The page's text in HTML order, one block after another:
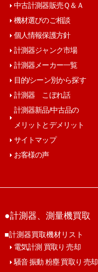
中古計測器販売Ｑ＆Ａ
機材選びのご相談
個人情報保護方針
計測器ジャンク市場
計測器メーカー一覧
目的/シーン別から探す
計測器 こぼれ話
計測器新品/中古品の
メリットとデメリット
サイトマップ
お客様の声
●計測器、測量機買取
■計測器買取機材リスト
電気計測 買取り 売却
騒音 振動 粉塵 買取り 売却